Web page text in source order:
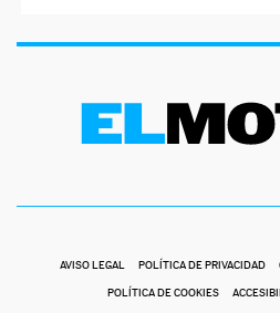
AVISO LEGAL POLÍTICA DE PRIVACIDAD
POLÍTICA DE COOKIES